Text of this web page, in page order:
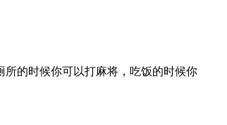
所的时候你可以打麻将，吃饭的时候你